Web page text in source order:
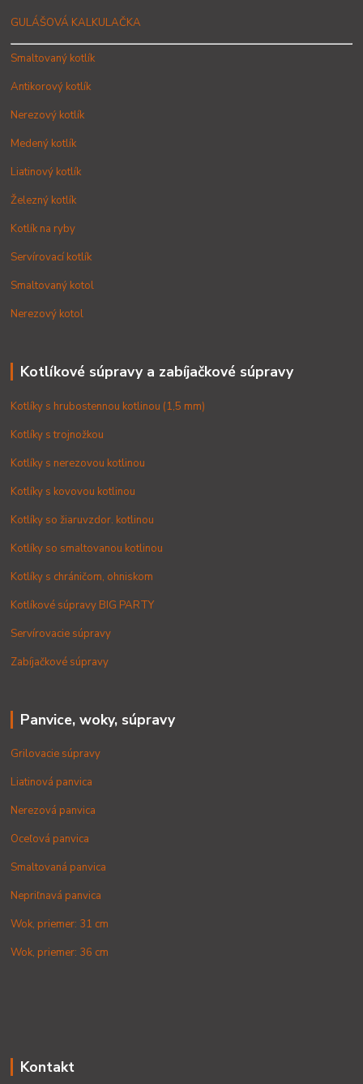
GULÁŠOVÁ KALKULAČKA
Smaltovaný kotlík
Antikorový kotlík
Nerezový kotlík
Medený kotlík
Liatinový kotlík
Železný kotlík
Kotlík na ryby
Servírovací kotlík
Smaltovaný kotol
Nerezový kotol
Kotlíkové súpravy a zabíjačkové súpravy
Kotlíky s hrubostennou kotlinou (1,5 mm)
Kotlíky s trojnožkou
Kotlíky s nerezovou kotlinou
Kotlíky s kovovou kotlinou
Kotlíky so žiaruvzdor. kotlinou
Kotlíky so smaltovanou kotlinou
Kotlíky s chráničom, ohniskom
Kotlíkové súpravy BIG PARTY
Servírovacie súpravy
Zabíjačkové súpravy
Panvice, woky, súpravy
Grilovacie súpravy
Liatinová panvica
Nerezová panvica
Oceľová panvica
Smaltovaná panvica
Nepriľnavá panvica
Wok, priemer: 31 cm
Wok, priemer: 36 cm
Kontakt